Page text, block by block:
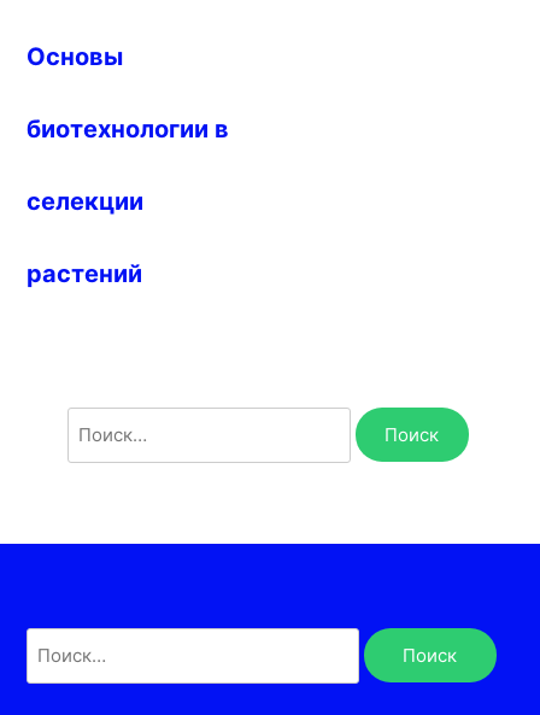
записям
Основы
биотехнологии в
селекции
растений
Найти: